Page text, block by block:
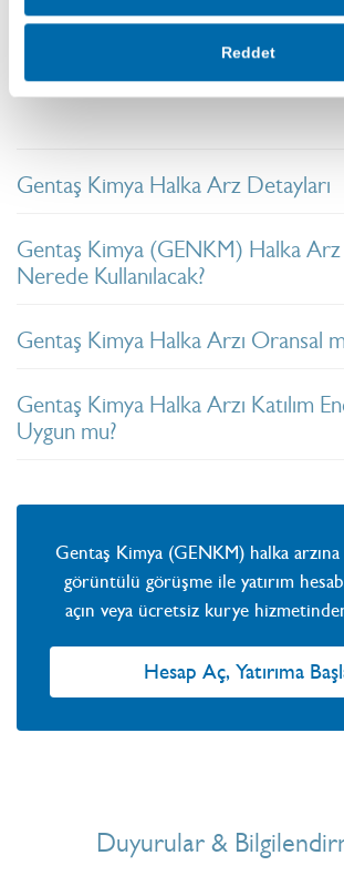
Reddet
ürün gruplarında üretim yapmaktadır.
mobilya, otomotiv, döküm, izolasyon ve
sektörlerde kullanılmaktadır.
Gentaş Kimya Halka Arz Detayları
Gentaş Kimya (GENKM) Halka
Nerede Kullanılacak?
Gentaş Kimya Halka Arzı Oransal
Gentaş Kimya Halka Arzı Katılım
Uygun mu?
Gentaş Kimya (GENKM) halka arzına
görüntülü görüşme ile yatırım
açın veya ücretsiz kurye
Hesap Aç, Yatırıma
Duyurular &